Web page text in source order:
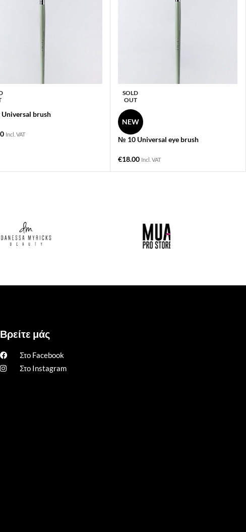
brush
Incl. VAT
SOLD
OUT
NEW
№ 10 Universal eye brush
€18.00 Incl. VAT
Βρείτε μάς
Στο Facebook
Στο Instagram